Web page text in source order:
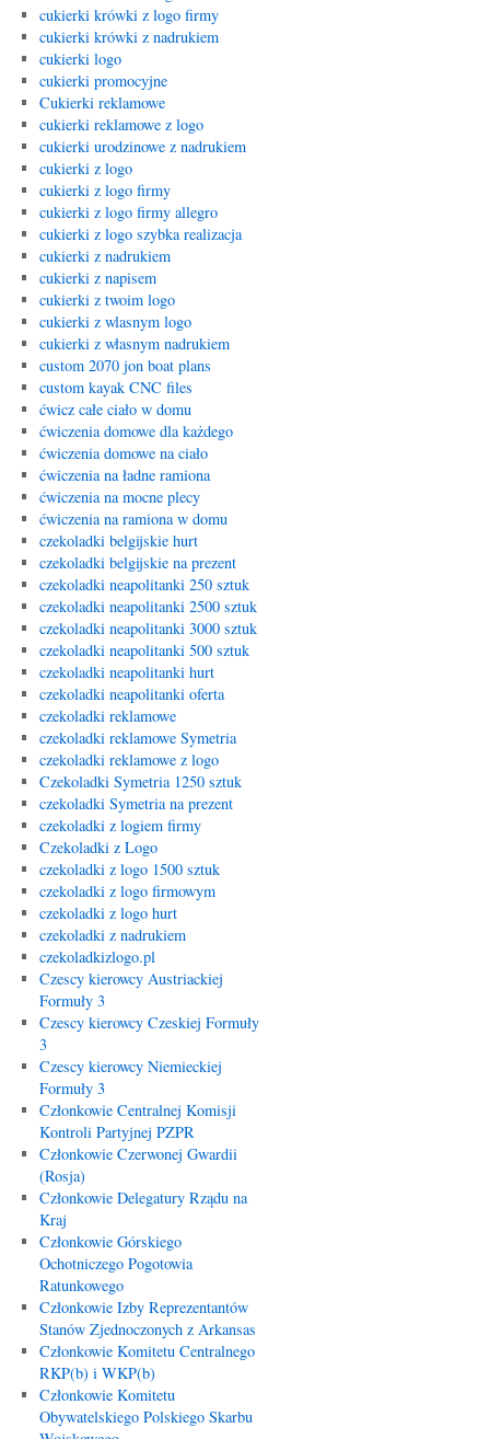
cukierki krówki z logo firmy
cukierki krówki z nadrukiem
cukierki logo
cukierki promocyjne
Cukierki reklamowe
cukierki reklamowe z logo
cukierki urodzinowe z nadrukiem
cukierki z logo
cukierki z logo firmy
cukierki z logo firmy allegro
cukierki z logo szybka realizacja
cukierki z nadrukiem
cukierki z napisem
cukierki z twoim logo
cukierki z wlasnym logo
cukierki z własnym nadrukiem
custom 2070 jon boat plans
custom kayak CNC files
ćwicz całe ciało w domu
ćwiczenia domowe dla każdego
ćwiczenia domowe na ciało
ćwiczenia na ładne ramiona
ćwiczenia na mocne plecy
ćwiczenia na ramiona w domu
czekoladki belgijskie hurt
czekoladki belgijskie na prezent
czekoladki neapolitanki 250 sztuk
czekoladki neapolitanki 2500 sztuk
czekoladki neapolitanki 3000 sztuk
czekoladki neapolitanki 500 sztuk
czekoladki neapolitanki hurt
czekoladki neapolitanki oferta
czekoladki reklamowe
czekoladki reklamowe Symetria
czekoladki reklamowe z logo
Czekoladki Symetria 1250 sztuk
czekoladki Symetria na prezent
czekoladki z logiem firmy
Czekoladki z Logo
czekoladki z logo 1500 sztuk
czekoladki z logo firmowym
czekoladki z logo hurt
czekoladki z nadrukiem
czekoladkizlogo.pl
Czescy kierowcy Austriackiej
Formuły 3
Czescy kierowcy Czeskiej Formuły
3
Czescy kierowcy Niemieckiej
Formuły 3
Członkowie Centralnej Komisji
Kontroli Partyjnej PZPR
Członkowie Czerwonej Gwardii
(Rosja)
Członkowie Delegatury Rządu na
Kraj
Członkowie Górskiego
Ochotniczego Pogotowia
Ratunkowego
Członkowie Izby Reprezentantów
Stanów Zjednoczonych z Arkansas
Członkowie Komitetu Centralnego
RKP(b) i WKP(b)
Członkowie Komitetu
Obywatelskiego Polskiego Skarbu